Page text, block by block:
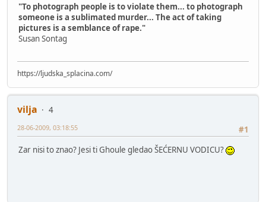
"To photograph people is to violate them... to photograph
someone is a sublimated murder... The act of taking
pictures is a semblance of rape."
Susan Sontag
https://ljudska_splacina.com/
vilja
4
#1
28-06-2009, 03:18:55
Zar nisi to znao? Jesi ti Ghoule gledao ŠEĆERNU VODICU?